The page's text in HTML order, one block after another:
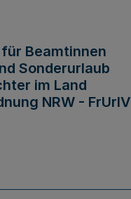
Beamtinnen
Sonderurlaub
im Land
NRW - FrUrlV